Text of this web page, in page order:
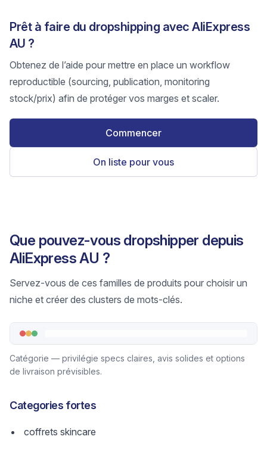
Prêt à faire du dropshipping avec AliExpress
AU ?
Obtenez de l’aide pour mettre en place un workflow
reproductible (sourcing, publication, monitoring
stock/prix) afin de protéger vos marges et scaler.
Commencer
On liste pour vous
Que pouvez-vous dropshipper depuis
AliExpress AU ?
Servez-vous de ces familles de produits pour choisir un
niche et créer des clusters de mots-clés.
Catégorie — privilégie specs claires, avis solides et options
de livraison prévisibles.
Categories fortes
coffrets skincare